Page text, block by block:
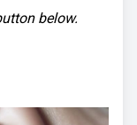
below.